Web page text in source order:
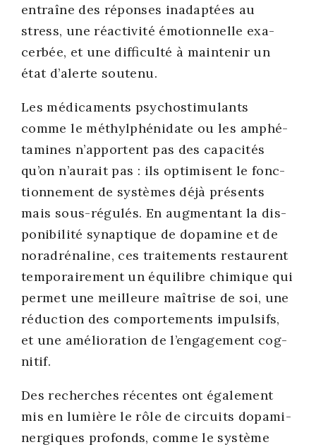
entraîne des réponses inadap­tées au
stress, une réac­ti­vi­té émo­tion­nelle exa­
cer­bée, et une dif­fi­cul­té à main­te­nir un
état d’alerte sou­te­nu.
Les médi­ca­ments psy­cho­sti­mu­lants
comme le méthyl­phé­ni­date ou les amphé­
ta­mines n’apportent pas des capa­ci­tés
qu’on n’aurait pas : ils opti­misent le fonc­
tion­ne­ment de sys­tèmes déjà pré­sents
mais sous-régu­lés. En aug­men­tant la dis­
po­ni­bi­li­té synap­tique de dopa­mine et de
nora­dré­na­line, ces trai­te­ments res­taurent
tem­po­rai­re­ment un équi­libre chi­mique qui
per­met une meilleure maî­trise de soi, une
réduc­tion des com­por­te­ments impul­sifs,
et une amé­lio­ra­tion de l’engagement cog­
ni­tif.
Des recherches récentes ont éga­le­ment
mis en lumière le rôle de cir­cuits dopa­mi­
ner­giques pro­fonds, comme le sys­tème